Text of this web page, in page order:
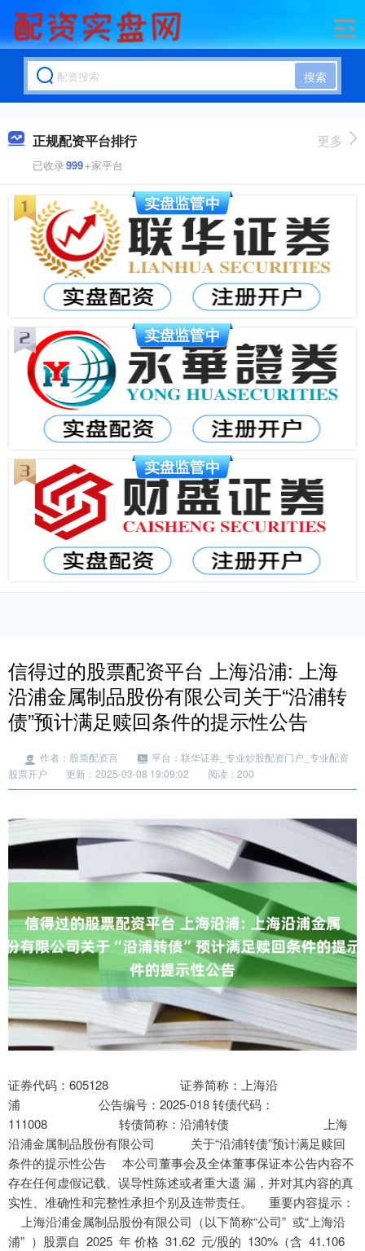
搜索
正规配资平台排行
已收录999+家平台
更多
信得过的股票配资平台 上海沿浦: 上海
沿浦金属制品股份有限公司关于“沿浦转
债”预计满足赎回条件的提示性公告
作者：股票配资宫
平台：联华证券_专业炒股配资门户_专业配资
股票开户
更新：2025-03-08 19:09:02 阅读：200
证券代码：605128 证券简称：上海沿
浦 公告编号：2025-018 转债代码：
111008 转债简称：沿浦转债 上海
沿浦金属制品股份有限公司 关于“沿浦转债”预计满足赎回
条件的提示性公告 本公司董事会及全体董事保证本公告内容不
存在任何虚假记载、误导性陈述或者重大遗 漏，并对其内容的真
实性、准确性和完整性承担个别及连带责任。 重要内容提示：
上海沿浦金属制品股份有限公司（以下简称“公司” 或“上海沿
浦” ）股票自 2025 年 价格 31.62 元/股的 130%（含 41.106